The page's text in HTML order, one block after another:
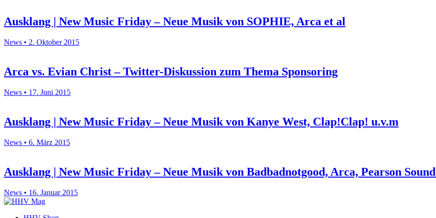
Ausklang | New Music Friday – Neue Musik von SOPHIE, Arca et al
News • 2. Oktober 2015
Arca vs. Evian Christ – Twitter-Diskussion zum Thema Sponsoring
News • 17. Juni 2015
Ausklang | New Music Friday – Neue Musik von Kanye West, Clap!Clap! u.v.m
News • 6. März 2015
Ausklang | New Music Friday – Neue Musik von Badbadnotgood, Arca, Pearson
News • 16. Januar 2015